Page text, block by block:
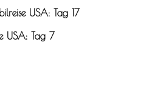
USA: Tag 17
USA: Tag 7